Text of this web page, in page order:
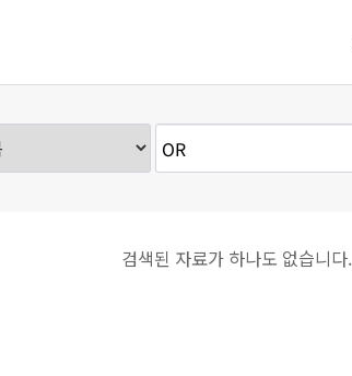
검색된 자료가 하나도 없습니다.